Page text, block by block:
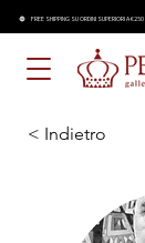
FREE SHIPPING SU ORDINI SUPERIORI A €250
< Indietro